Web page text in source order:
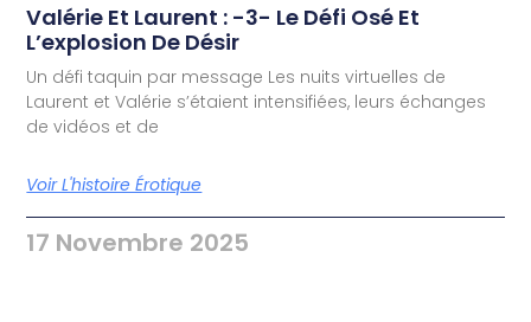
Valérie Et Laurent : -3- Le Défi Osé Et
L’explosion De Désir
Un défi taquin par message Les nuits virtuelles de
Laurent et Valérie s’étaient intensifiées, leurs échanges
de vidéos et de
Voir L'histoire Érotique
17 Novembre 2025